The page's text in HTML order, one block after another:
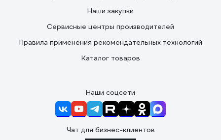
Наши закупки
Сервисные центры производителей
Правила применения рекомендательных технологий
Каталог товаров
Наши соцсети
Чат для бизнес-клиентов